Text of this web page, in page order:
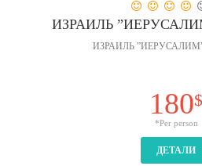
ИЗРАИЛЬ
ИЗРАИЛЬ
180$
*Per person
ДЕТАЛИ